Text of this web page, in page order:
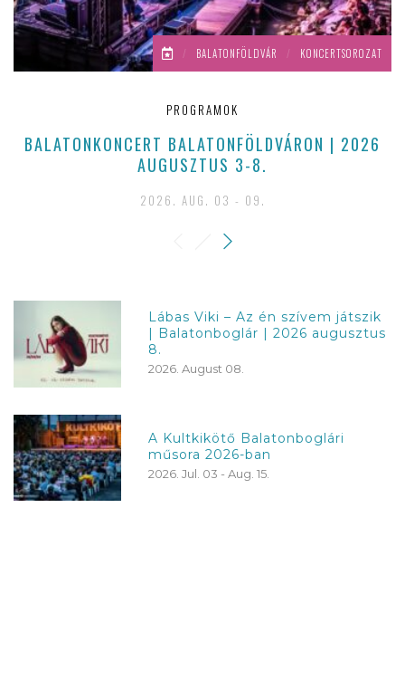
/ BALATONFÖLDVÁR / KONCERTSOROZAT
PROGRAMOK
BALATONKONCERT BALATONFÖLDVÁRON | 2026
AUGUSZTUS 3-8.
2026. AUG. 03 - 09.
Lábas Viki – Az én szívem játszik
| Balatonboglár | 2026 augusztus
8.
2026. August 08.
A Kultkikötő Balatonboglári
műsora 2026-ban
2026. Jul. 03 - Aug. 15.